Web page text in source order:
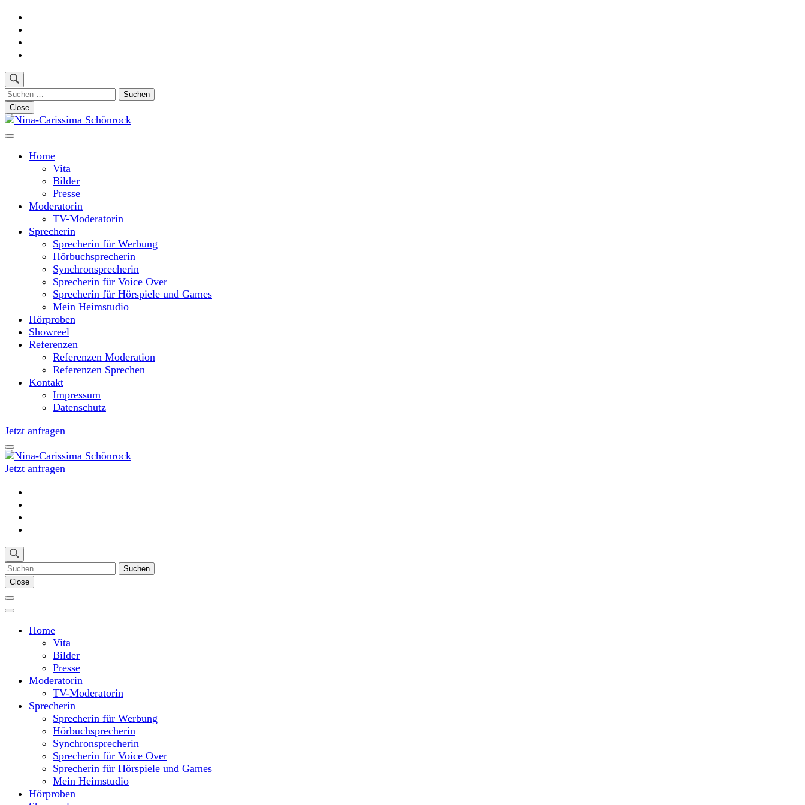
Skip
content
(Press
Suchen
nach:
Close
Nina-Carissima Schönrock
Home
Vita
Bilder
Presse
Moderatorin
TV-Moderatorin
Sprecherin
Sprecherin für Werbung
Hörbuchsprecherin
Synchronsprecherin
Sprecherin für Voice Over
Sprecherin für Hörspiele und Games
Mein Heimstudio
Hörproben
Showreel
Referenzen
Referenzen Moderation
Referenzen Sprechen
Kontakt
Impressum
Datenschutz
Jetzt anfragen
Nina-Carissima Schönrock
Jetzt anfragen
Suchen
nach:
Close
Home
Vita
Bilder
Presse
Moderatorin
TV-Moderatorin
Sprecherin
Sprecherin für Werbung
Hörbuchsprecherin
Synchronsprecherin
Sprecherin für Voice Over
Sprecherin für Hörspiele und Games
Mein Heimstudio
Hörproben